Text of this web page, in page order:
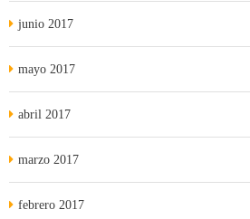
junio 2017
mayo 2017
abril 2017
marzo 2017
febrero 2017